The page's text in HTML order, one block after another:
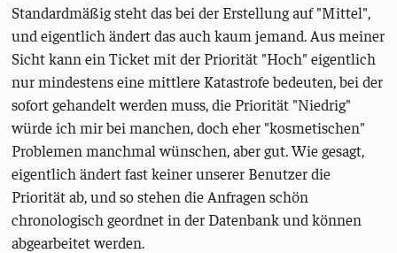
Standardmäßig steht das bei der Erstellung auf "Mittel",
und eigentlich ändert das auch kaum jemand. Aus meiner
Sicht kann ein Ticket mit der Priorität "Hoch" eigentlich
nur mindestens eine mittlere Katastrofe bedeuten, bei der
sofort gehandelt werden muss, die Priorität "Niedrig"
würde ich mir bei manchen, doch eher "kosmetischen"
Problemen manchmal wünschen, aber gut. Wie gesagt,
eigentlich ändert fast keiner unserer Benutzer die
Priorität ab, und so stehen die Anfragen schön
chronologisch geordnet in der Datenbank und können
abgearbeitet werden.